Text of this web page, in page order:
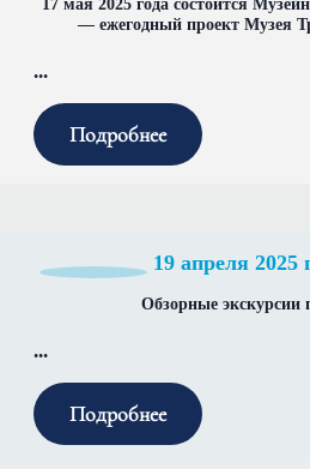
17 мая 2025 года состоится
— ежегодный проект Музея
...
Подробнее
19 апреля 2025
Обзорные экскурсии
...
Подробнее